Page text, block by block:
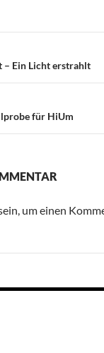
– Ein Licht erstrahlt
für HiUm
um einen